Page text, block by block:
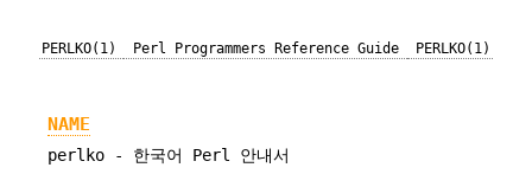
PERLKO(1) Perl Programmers Reference Guide PERLKO(1)
NAME
perlko - 한국어 Perl 안내서